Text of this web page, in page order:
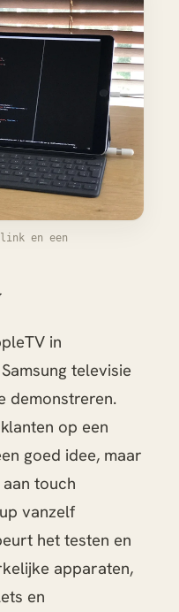
en een
in
televisie
demonstreren.
op een
goed idee, maar
touch
vanzelf
het testen en
apparaten,
en